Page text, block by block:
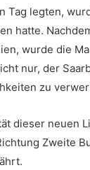
Tag legten,
hatte.
wurde die
nur, der
zu
dieser neuen
Zweite